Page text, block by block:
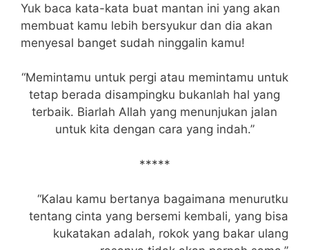
Yuk baca kata-kata buat mantan ini yang akan
membuat kamu lebih bersyukur dan dia akan
menyesal banget sudah ninggalin kamu!
“Memintamu untuk pergi atau memintamu untuk
tetap berada disampingku bukanlah hal yang
terbaik. Biarlah Allah yang menunjukan jalan
untuk kita dengan cara yang indah.”
*****
“Kalau kamu bertanya bagaimana menurutku
tentang cinta yang bersemi kembali, yang bisa
kukatakan adalah, rokok yang bakar ulang